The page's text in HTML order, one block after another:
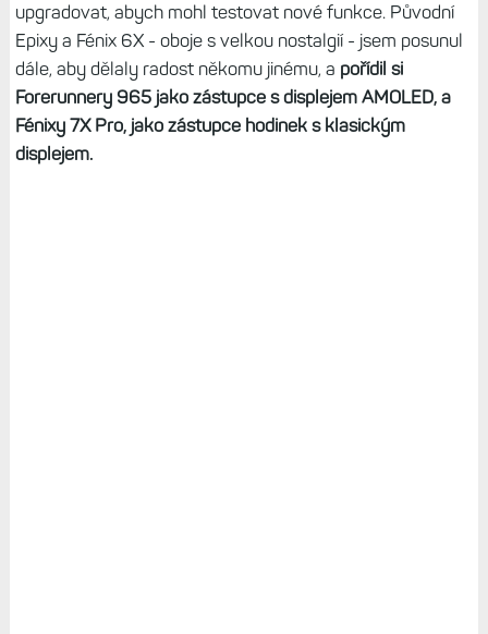
upgradovat, abych mohl testovat nové funkce. Původní
Epixy a Fénix 6X - oboje s velkou nostalgií - jsem posunul
dále, aby dělaly radost někomu jinému, a pořídil si
Forerunnery 965 jako zástupce s displejem AMOLED, a
Fénixy 7X Pro, jako zástupce hodinek s klasickým
displejem.